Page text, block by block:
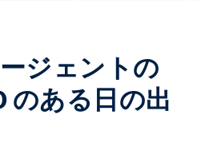
ジェントの
のある日の出